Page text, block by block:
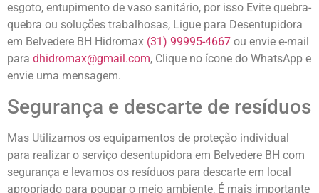
esgoto, entupimento de vaso sanitário, por isso Evite quebra-
quebra ou soluções trabalhosas, Ligue para Desentupidora
em Belvedere BH Hidromax (31) 99995-4667 ou envie e-mail
para dhidromax@gmail.com, Clique no ícone do WhatsApp e
envie uma mensagem.
Segurança e descarte de resíduos
Mas Utilizamos os equipamentos de proteção individual
para realizar o serviço desentupidora em Belvedere BH com
segurança e levamos os resíduos para descarte em local
apropriado para poupar o meio ambiente, É mais importante